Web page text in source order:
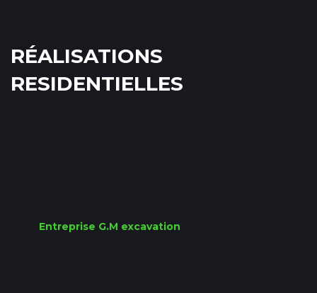
RÉALISATIONS
RESIDENTIELLES
Entreprise G.M excavation